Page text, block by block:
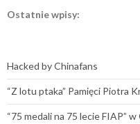
Ostatnie wpisy:
Hacked by Chinafans
“Z lotu ptaka” Pamięci Piotra
“75 medali na 75 lecie FIAP”